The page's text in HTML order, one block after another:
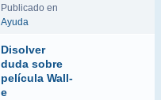
Publicado en
Ayuda
Disolver
duda sobre
película Wall-
e